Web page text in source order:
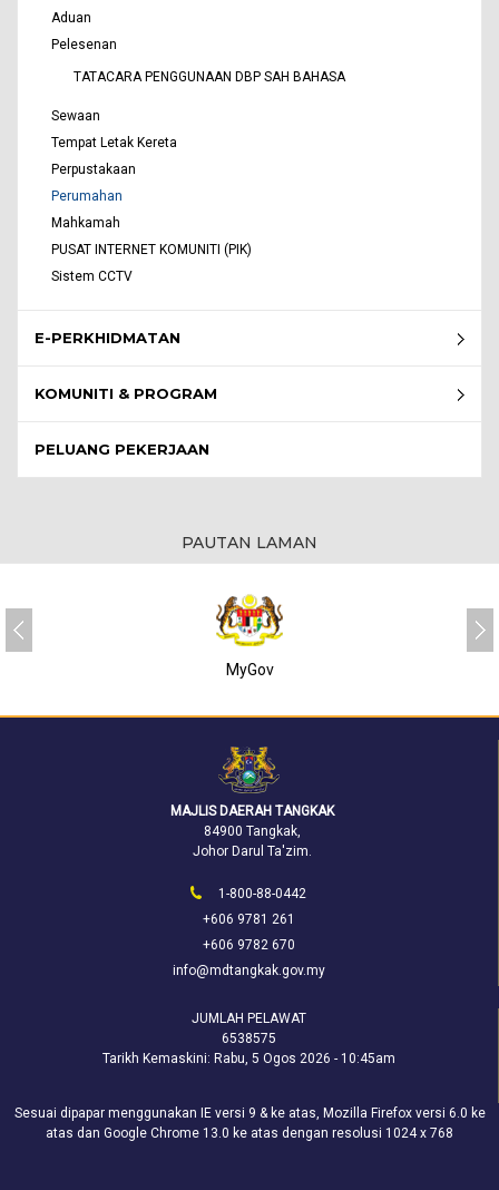
Aduan
Pelesenan
TATACARA PENGGUNAAN DBP SAH BAHASA
Sewaan
Tempat Letak Kereta
Perpustakaan
Perumahan
Mahkamah
PUSAT INTERNET KOMUNITI (PIK)
Sistem CCTV
E-PERKHIDMATAN
KOMUNITI & PROGRAM
PELUANG PEKERJAAN
PAUTAN LAMAN
MyGov
MAJLIS DAERAH TANGKAK
84900 Tangkak,
Johor Darul Ta'zim.
1-800-88-0442
+606 9781 261
+606 9782 670
info@mdtangkak.gov.my
JUMLAH PELAWAT
6538575
Tarikh Kemaskini: Rabu, 5 Ogos 2026 - 10:45am
Sesuai dipapar menggunakan IE versi 9 & ke atas, Mozilla Firefox versi 6.0 ke
atas dan Google Chrome 13.0 ke atas dengan resolusi 1024 x 768